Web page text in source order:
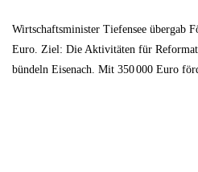
Wirtschaftsminister Tiefensee übergab
Euro. Ziel: Die Aktivitäten für
bündeln Eisenach. Mit 350 000 Euro